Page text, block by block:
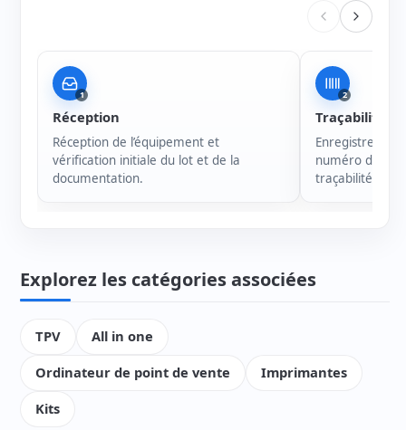
1
Réception
Réception de l’équipement et
vérification initiale du lot et de la
documentation.
2
Traçabilité
numéro de
traçabilité de
Explorez les catégories associées
TPV
All in one
Ordinateur de point de vente
Imprimantes
Kits